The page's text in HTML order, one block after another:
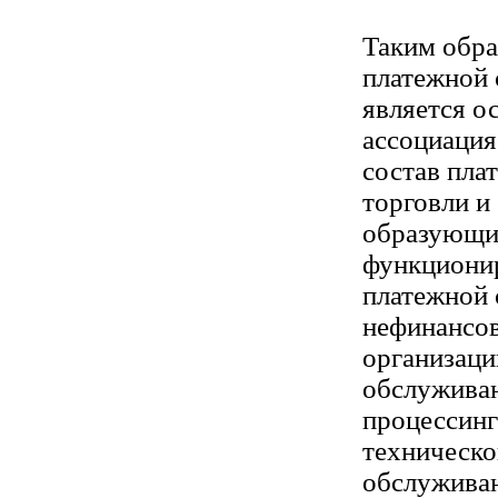
Таким
платежной
является
состав
торговли и
платежной